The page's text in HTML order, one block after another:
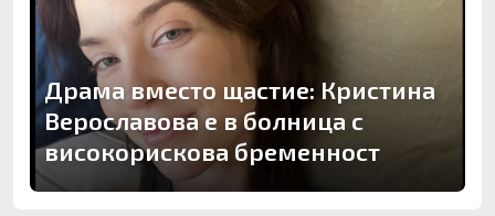
Драма вместо щастие: Кристина
Верославова е в болница с
високорискова бременност